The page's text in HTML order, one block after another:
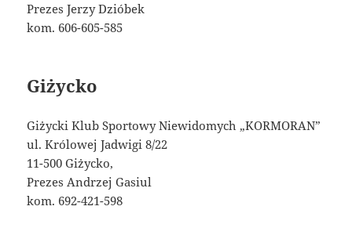
Prezes Jerzy Dzióbek
kom. 606-605-585
Giżycko
Giżycki Klub Sportowy Niewidomych „KORMORAN”
ul. Królowej Jadwigi 8/22
11-500 Giżycko,
Prezes Andrzej Gasiul
kom. 692-421-598